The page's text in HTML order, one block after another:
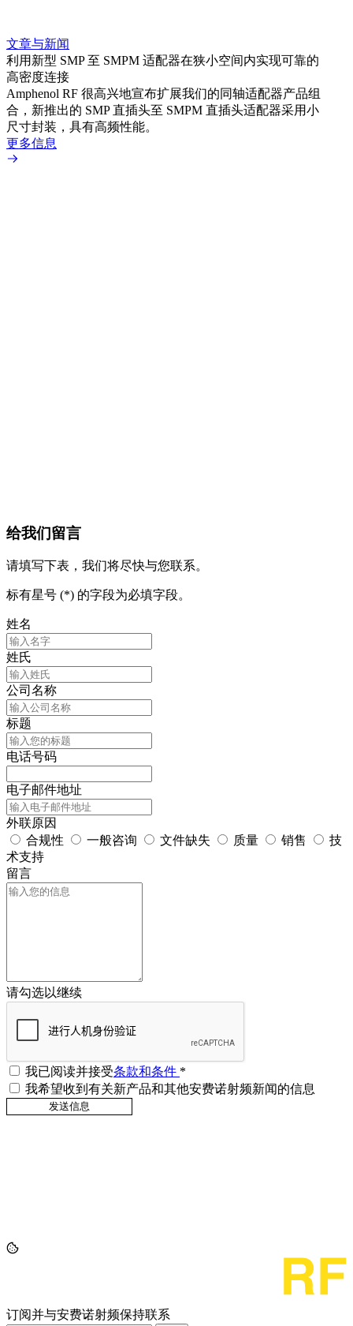
文章与新闻
利用新型 SMP 至 SMPM 适配器在狭小空间内实现可靠的
高密度连接
Amphenol RF 很高兴地宣布扩展我们的同轴适配器产品组
合，新推出的 SMP 直插头至 SMPM 直插头适配器采用小
尺寸封装，具有高频性能。
更多信息
给我们留言
请填写下表，我们将尽快与您联系。
标有星号 (*) 的字段为必填字段。
姓名
姓氏
公司名称
标题
电话号码
电子邮件地址
外联原因
合规性
一般咨询 文件缺失 质量 销售
技
术支持
留言
请勾选以继续
我已阅读并接受条款和条件 *
我希望收到有关新产品和其他安费诺射频新闻的信息
订阅并与安费诺射频保持联系